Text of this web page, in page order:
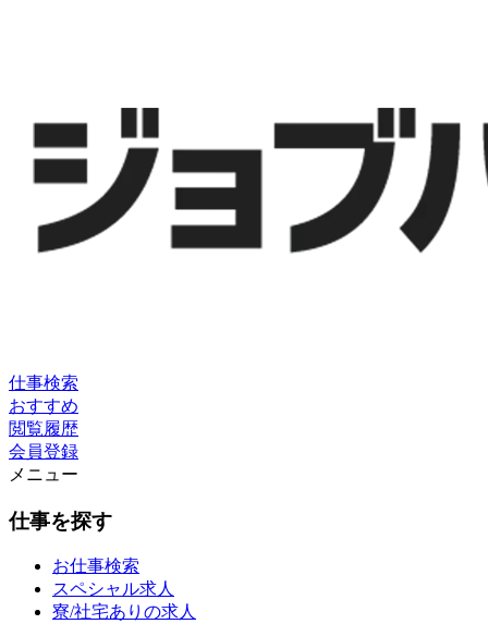
仕事検索
おすすめ
閲覧履歴
会員登録
メニュー
仕事を探す
お仕事検索
スペシャル求人
寮/社宅ありの求人